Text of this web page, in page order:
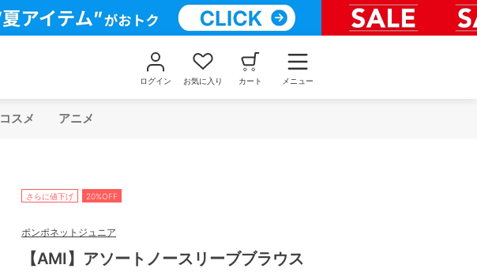
ログイン お気に入り カート メニュー
コスメ アニメ
さらに値下げ 20%OFF
ポンポネットジュニア
【AMI】アソートノースリーブブラウス